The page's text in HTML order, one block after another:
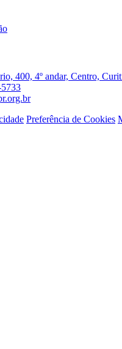
400, 4º andar, Centro,
Preferência de Cookies